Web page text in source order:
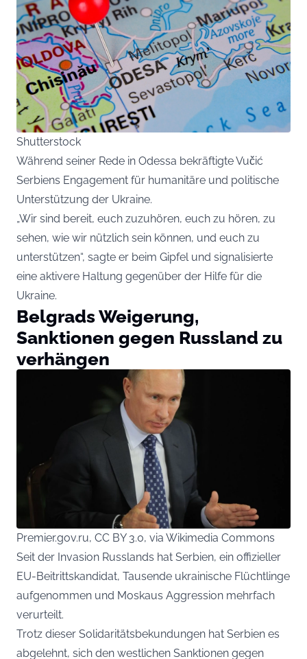
Shutterstock
Während seiner Rede in Odessa bekräftigte Vučić
Serbiens Engagement für humanitäre und politische
Unterstützung der Ukraine.
„Wir sind bereit, euch zuzuhören, euch zu hören, zu
sehen, wie wir nützlich sein können, und euch zu
unterstützen“, sagte er beim Gipfel und signalisierte
eine aktivere Haltung gegenüber der Hilfe für die
Ukraine.
Belgrads Weigerung,
Sanktionen gegen Russland zu
verhängen
Premier.gov.ru, CC BY 3.0, via Wikimedia Commons
Seit der Invasion Russlands hat Serbien, ein offizieller
EU-Beitrittskandidat, Tausende ukrainische Flüchtlinge
aufgenommen und Moskaus Aggression mehrfach
verurteilt.
Trotz dieser Solidaritätsbekundungen hat Serbien es
abgelehnt, sich den westlichen Sanktionen gegen